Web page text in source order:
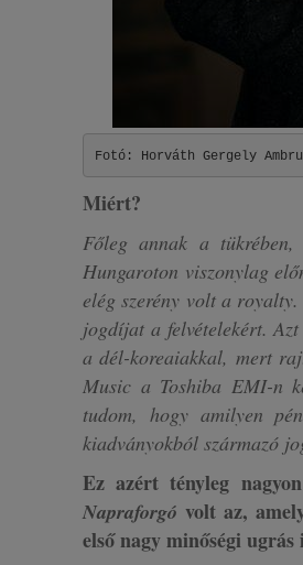
Fotó: Horváth Gergely
Miért?
Főleg annak a
Hungaroton viszonylag
elég szerény volt a
jogdíjat a felvételekért.
a dél-koreaiakkal, mert
Music a Toshiba EMI-n
tudom, hogy amilyen
kiadványokból származó
Ez azért tényleg
Napraforgó volt az,
első nagy minőségi ugrás